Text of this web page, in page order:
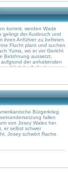
kommt, werden Wade
gelingt der Ausbruch und
Anführer zu befreien.
Flucht plant und suchen
Yuma, wo er vor Gericht
Belohnung aussetzt,
der anhaltenden
gefährliche Aufgabe.
und Wade
den gefährlichen Ritt.
Bürgerkrieg
fallen
von Josey Wales her.
er selbst schwer
Josey schwört Rache.